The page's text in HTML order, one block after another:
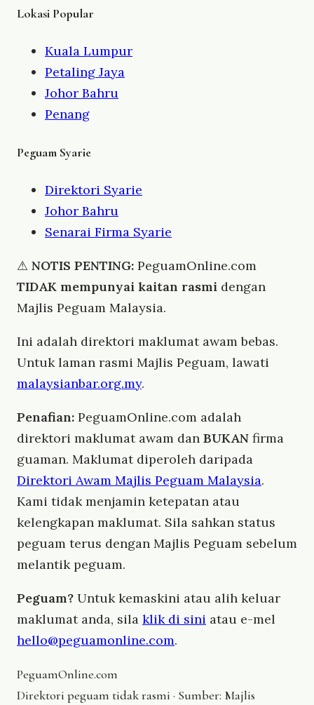
Lokasi Popular
Kuala Lumpur
Petaling Jaya
Johor Bahru
Penang
Peguam Syarie
Direktori Syarie
Johor Bahru
Senarai Firma Syarie
⚠ NOTIS PENTING: PeguamOnline.com
TIDAK mempunyai kaitan rasmi dengan
Majlis Peguam Malaysia.
Ini adalah direktori maklumat awam bebas.
Untuk laman rasmi Majlis Peguam, lawati
malaysianbar.org.my.
Penafian: PeguamOnline.com adalah
direktori maklumat awam dan BUKAN firma
guaman. Maklumat diperoleh daripada
Direktori Awam Majlis Peguam Malaysia.
Kami tidak menjamin ketepatan atau
kelengkapan maklumat. Sila sahkan status
peguam terus dengan Majlis Peguam sebelum
melantik peguam.
Peguam? Untuk kemaskini atau alih keluar
maklumat anda, sila klik di sini atau e-mel
hello@peguamonline.com.
PeguamOnline.com
Direktori peguam tidak rasmi · Sumber: Majlis